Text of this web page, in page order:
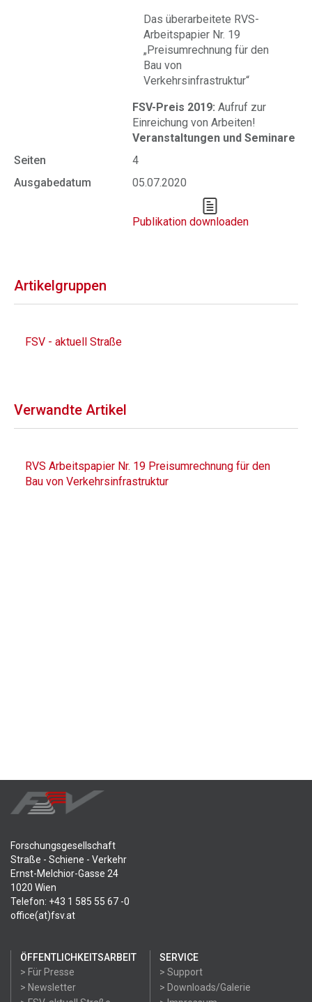
Das überarbeitete RVS-
Arbeitspapier Nr. 19
„Preisumrechnung für den
Bau von
Verkehrsinfrastruktur“
FSV-Preis 2019: Aufruf zur
Einreichung von Arbeiten!
Veranstaltungen und Seminare
Seiten
4
Ausgabedatum
05.07.2020
Publikation downloaden
Artikelgruppen
FSV - aktuell Straße
Verwandte Artikel
RVS Arbeitspapier Nr. 19 Preisumrechnung für den
Bau von Verkehrsinfrastruktur
Forschungsgesellschaft
Straße - Schiene - Verkehr
Ernst-Melchior-Gasse 24
1020 Wien
Telefon: +43 1 585 55 67 -0
office(at)fsv.at
ÖFFENTLICHKEITSARBEIT
> Für Presse
> Newsletter
SERVICE
> Support
> Downloads/Galerie